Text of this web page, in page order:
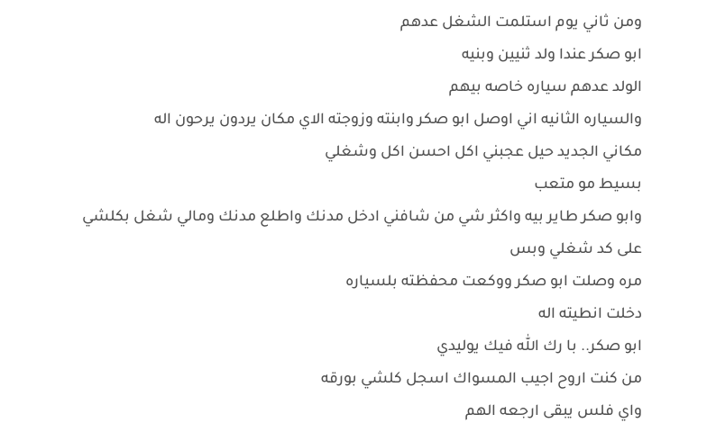
ومن ثاني يوم استلمت الشغل عدهم
ابو صكر عندا ولد ثنيين وبنيه
الولد عدهم سياره خاصه بيهم
والسياره الثانيه اني اوصل ابو صكر وابنته وزوجته الاي مكان يردون يرحون اله
مكاني الجديد حيل عجبني اكل احسن اكل وشغلي
بسيط مو متعب
وابو صكر طاير بيه واكثر شي من شافني ادخل مدنك واطلع مدنك ومالي شغل بكلشي
على كد شغلي وبس
مره وصلت ابو صكر ووكعت محفظته بلسياره
دخلت انطيته اله
ابو صكر.. با رك الله فيك يوليدي
من كنت اروح اجيب المسواك اسجل كلشي بورقه
واي فلس يبقى ارجعه الهم